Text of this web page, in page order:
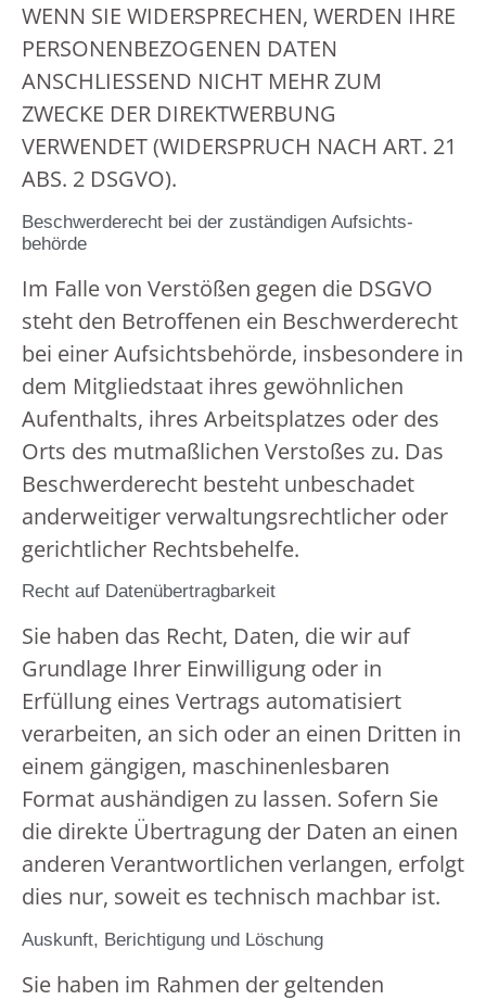
WENN SIE WIDERSPRECHEN, WERDEN IHRE
PERSONENBEZOGENEN DATEN
ANSCHLIESSEND NICHT MEHR ZUM
ZWECKE DER DIREKTWERBUNG
VERWENDET (WIDERSPRUCH NACH ART. 21
ABS. 2 DSGVO).
Beschwerde­recht bei der zuständigen Aufsichts­
behörde
Im Falle von Verstößen gegen die DSGVO
steht den Betroffenen ein Beschwerderecht
bei einer Aufsichtsbehörde, insbesondere in
dem Mitgliedstaat ihres gewöhnlichen
Aufenthalts, ihres Arbeitsplatzes oder des
Orts des mutmaßlichen Verstoßes zu. Das
Beschwerderecht besteht unbeschadet
anderweitiger verwaltungsrechtlicher oder
gerichtlicher Rechtsbehelfe.
Recht auf Daten­übertrag­barkeit
Sie haben das Recht, Daten, die wir auf
Grundlage Ihrer Einwilligung oder in
Erfüllung eines Vertrags automatisiert
verarbeiten, an sich oder an einen Dritten in
einem gängigen, maschinenlesbaren
Format aushändigen zu lassen. Sofern Sie
die direkte Übertragung der Daten an einen
anderen Verantwortlichen verlangen, erfolgt
dies nur, soweit es technisch machbar ist.
Auskunft, Berichtigung und Löschung
Sie haben im Rahmen der geltenden